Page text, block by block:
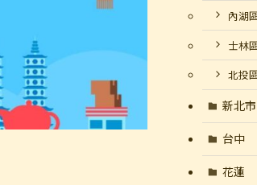
內湖
士林
北投
新北市
台中
花蓮